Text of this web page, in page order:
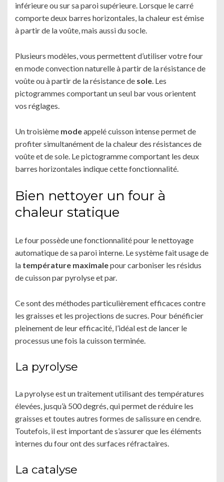
inférieure ou sur sa paroi supérieure. Lorsque le carré
comporte deux barres horizontales, la chaleur est émise
à partir de la voûte, mais aussi du socle.
Plusieurs modèles, vous permettent d’utiliser votre four
en mode convection naturelle à partir de la résistance de
voûte ou à partir de la résistance de sole. Les
pictogrammes comportant un seul bar vous orientent
vos réglages.
Un troisième modeappelé cuisson intense permet de
profiter simultanément de la chaleur des résistances de
voûte et de sole. Le pictogramme comportant les deux
barres horizontales indique cette fonctionnalité.
Bien nettoyer un four à
chaleur statique
Le four possède une fonctionnalité pour le nettoyage
automatique de sa paroi interne. Le système fait usage de
la température maximalepour carboniser les résidus
de cuisson par pyrolyse et par.
Ce sont des méthodes particulièrement efficaces contre
les graisses et les projections de sucres. Pour bénéficier
pleinement de leur efficacité, l’idéal est de lancer le
processus une fois la cuisson terminée.
La pyrolyse
La pyrolyse est un traitement utilisant des températures
élevées, jusqu’à 500 degrés, qui permet de réduire les
graisses et toutes autres formes de salissure en cendre.
Toutefois, il est important de s’assurer que les éléments
internes du four ont des surfaces réfractaires.
La catalyse